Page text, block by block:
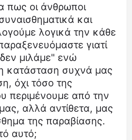
πως οι άνθρωποι
και
λογικά την κάθε
γιατί
μιλάμε" ενώ
κατάσταση συχνά μας
όχι τόσο της
περιμένουμε από την
αλλά αντίθετα, μας
της παραβίασης.
αυτό;